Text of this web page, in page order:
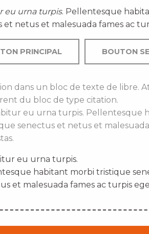
eu urna turpis. Pellentesque
et netus et malesuada fames ac
PRINCIPAL BOUTON
dans un bloc de texte de libre.
du bloc de type citation.
eu urna turpis. Pellentesque
senectus et netus et
eu urna turpis.
habitant morbi tristique
et malesuada fames ac turpis